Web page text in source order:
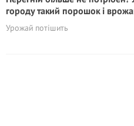
городу такий порошок і
Урожай потішить